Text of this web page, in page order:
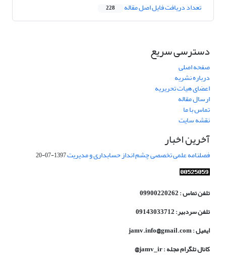
تعداد دریافت فایل اصل مقاله 228
دسترسی سریع
صفحه اصلی
درباره نشریه
اعضای هیات تحریریه
ارسال مقاله
تماس با ما
نقشه سایت
آخرین اخبار
فصلنامه علمی تخصصی چشم انداز حسابداری و مدیریت1397-07-20
تلفن تماس : 09900220262
تلفن سردبیر: 09143033712
ایمیل : jamv.info@gmail.com
کانال تلگرام مجله : jamv_ir@